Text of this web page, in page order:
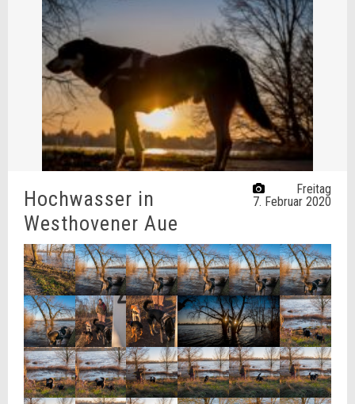
Freitag
7. Februar 2020
Hochwasser in
Westhovener Aue